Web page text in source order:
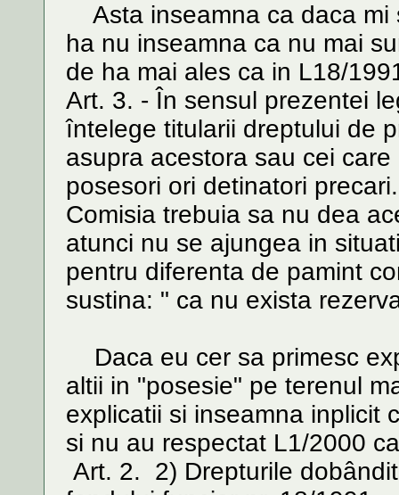
Asta inseamna ca daca mi
ha nu inseamna ca nu mai
de ha mai ales ca in L18/
Art. 3. - În sensul prezentei
întelege titularii dreptului de
asupra acestora sau cei
posesori ori detinatori precari.
Comisia trebuia sa nu dea
atunci nu se ajungea in
pentru diferenta de pamint
sustina: " ca nu exista
Daca eu cer sa primesc
altii in "posesie" pe terenul
explicatii si inseamna inplicit
si nu au respectat L1/2000
Art. 2. 2) Drepturile